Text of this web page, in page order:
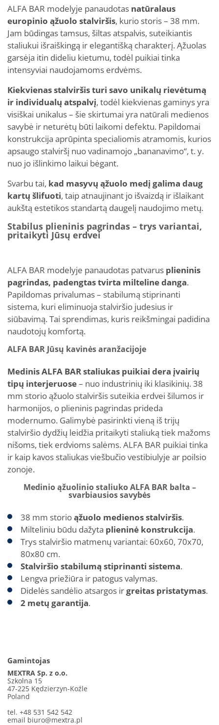
ALFA BAR modelyje panaudotas natūralaus
europinio ąžuolo stalviršis, kurio storis – 38 mm.
Jam būdingas tamsus, šiltas atspalvis, suteikiantis
staliukui išraiškingą ir elegantišką charakterį. Ąžuolas
garsėja itin dideliu kietumu, todėl puikiai tinka
intensyviai naudojamoms erdvėms.
Kiekvienas stalviršis turi savo unikalų rievėtumą
ir individualų atspalvį, todėl kiekvienas gaminys yra
visiškai unikalus – šie skirtumai yra natūrali medienos
savybė ir neturėtų būti laikomi defektu. Papildomai
konstrukcija aprūpinta specialiomis atramomis, kurios
apsaugo stalviršį nuo vadinamojo „bananavimo“, t. y.
nuo jo išlinkimo laikui bėgant.
Svarbu tai, kad masyvų ąžuolo medį galima daug
kartų šlifuoti, taip atnaujinant jo išvaizdą ir išlaikant
aukštą estetikos standartą daugelį naudojimo metų.
Stabilus plieninis pagrindas – trys variantai,
pritaikyti Jūsų erdvei
ALFA BAR modelyje panaudotas patvarus plieninis
pagrindas, padengtas tvirta milteline danga.
Papildomas privalumas – stabilumą stiprinanti
sistema, kuri eliminuoja stalviršio judesius ir
siūbavimą. Tai sprendimas, kuris reikšmingai padidina
naudotojų komfortą.
ALFA BAR Jūsų kavinės aranžacijoje
Medinis ALFA BAR staliukas puikiai dera įvairių
tipų interjeruose– nuo industrinių iki klasikinių. 38
mm storio ąžuolo stalviršis suteikia erdvei šilumos ir
harmonijos, o plieninis pagrindas prideda
modernumo. Galimybė pasirinkti vieną iš trijų
stalviršio dydžių leidžia pritaikyti staliuką tiek mažoms
nišoms, tiek erdvioms salėms. ALFA BAR puikiai tinka
ir kaip kavos staliukas viešbučio vestibiulyje ar poilsio
zonoje.
Medinio ąžuolinio staliuko ALFA BAR balta –
svarbiausios savybės
38 mm storioąžuolo medienos stalviršis.
Milteliniu būdu dažyta plieninė konstrukcija.
Trys stalviršio matmenų variantai: 60x60, 70x70,
80x80 cm.
Stalviršio stabilumą stiprinanti sistema.
Lengva priežiūra ir patogus valymas.
Didelės sandėlio atsargos irgreitas pristatymas.
2 metų garantija.
Gamintojas
MEXTRA Sp. z o.o.
Szkolna 15
47-225 Kędzierzyn-Koźle
Poland
tel. +48 531 542 542
email biuro@mextra.pl